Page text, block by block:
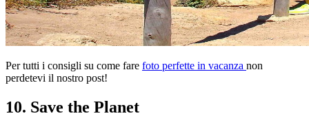
Per tutti i consigli su come fare foto perfette in vacanza non
perdetevi il nostro post!
10. Save the Planet